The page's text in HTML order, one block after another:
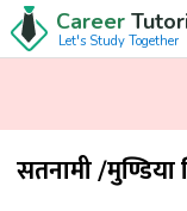
Career
Let's Study
सतनामी /मुण्डिया